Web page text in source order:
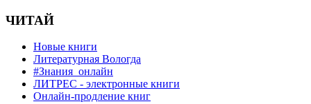
ЧИТАЙ
Новые книги
Литературная Вологда
#Знания_онлайн
ЛИТРЕС - электронные книги
Онлайн-продление книг